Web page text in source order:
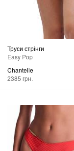
Труси стрінги
Easy Pop
Chantelle
2385 грн.